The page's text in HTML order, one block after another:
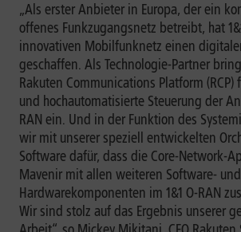
„Als erster Anbieter in Europa, der ein
offenes Funkzugangsnetz betreibt, hat
innovativen Mobilfunknetz einen
geschaffen. Als Technologie-Partner
Rakuten Communications Platform
und hochautomatisierte Steuerung der
RAN ein. Und in der Funktion des
wir mit unserer speziell entwickelten
Software dafür, dass die Core-Network-
Mavenir mit allen weiteren Software- und
Hardwarekomponenten im 1&1 O-RAN
Wir sind stolz auf das Ergebnis unserer